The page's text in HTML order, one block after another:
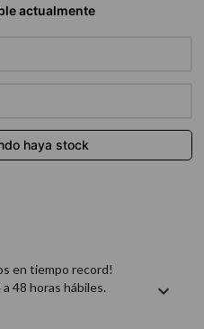
en tiempo record!
48 horas hábiles.